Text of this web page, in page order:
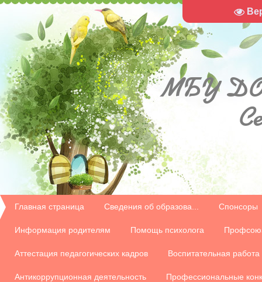
МБУ
Главная страница Сведения об образова... Спонсоры
Информация родителям Помощь психолога
Аттестация педагогических кадров Воспитательная работа
Антикоррупционная деятельность Профессиональные